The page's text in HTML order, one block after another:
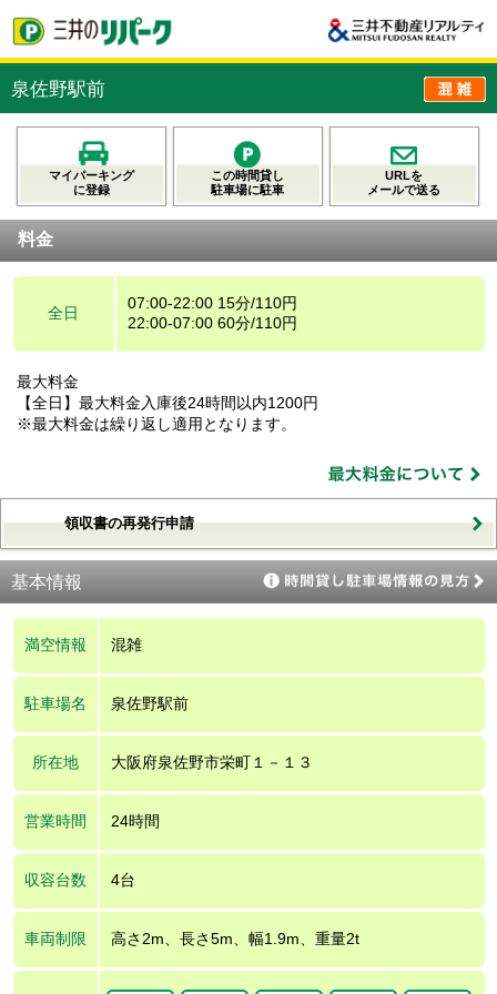
泉佐野駅前
マイパーキング
に登録
この時間貸し
駐車場に駐車
URLを
メールで送る
料金
全日
07:00-22:00 15分/110円
22:00-07:00 60分/110円
最大料金
【全日】最大料金入庫後24時間以内1200円
※最大料金は繰り返し適用となります。
領収書の再発行申請
基本情報
満空情報 混雑
駐車場名 泉佐野駅前
所在地 大阪府泉佐野市栄町１－１３
営業時間 24時間
収容台数 4台
車両制限 高さ2m、長さ5m、幅1.9m、重量2t